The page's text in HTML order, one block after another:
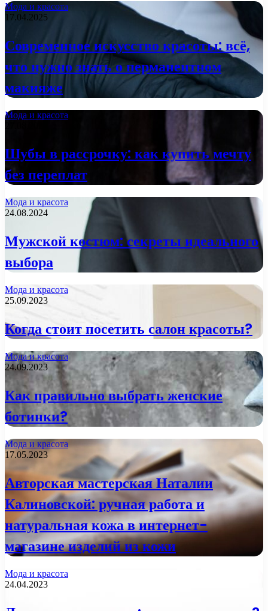
Мода и красота
17.04.2025
Современное искусство красоты: всё,
что нужно знать о перманентном
макияже
Мода и красота
Шубы в рассрочку: как купить мечту
без переплат
Мода и красота
24.08.2024
Мужской костюм: секреты идеального
выбора
Мода и красота
25.09.2023
Когда стоит посетить салон красоты?
Мода и красота
24.09.2023
Как правильно выбрать женские
ботинки?
Мода и красота
17.05.2023
Авторская мастерская Наталии
Калиновской: ручная работа и
натуральная кожа в интернет-
магазине изделий из кожи
Мода и красота
24.04.2023